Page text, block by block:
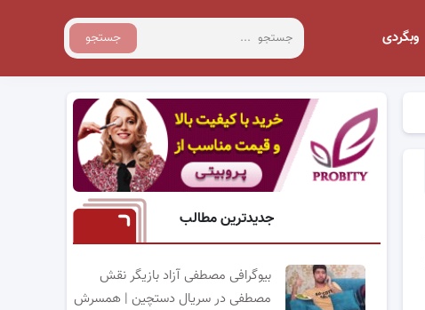
جستجو وبگردی
جدیدترین مطالب
بیوگرافی مصطفی آزاد بازیگر نقش
مصطفی در سریال دستچین | همسرش